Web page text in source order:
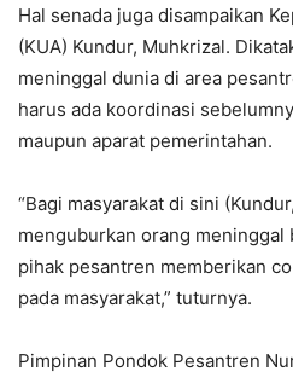
Hal senada juga disampaikan
(KUA) Kundur, Muhkrizal.
meninggal dunia di area
harus ada koordinasi
maupun aparat pemerintahan.
“Bagi masyarakat di sini
menguburkan orang meninggal
pihak pesantren memberikan
pada masyarakat,” tuturnya.
Pimpinan Pondok Pesantren